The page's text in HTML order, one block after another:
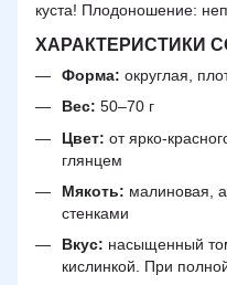
куста! Плодоношение:
ХАРАКТЕРИСТИКИ
Форма: округлая,
Вес: 50–70 г
Цвет: от ярко-
глянцем
Мякоть: малиновая,
стенками
Вкус: насыщенный
кислинкой. При